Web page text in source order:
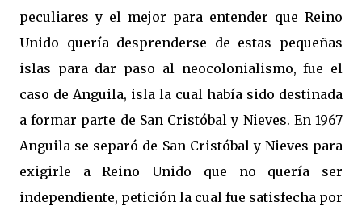
peculiares y el mejor para entender que Reino
Unido quería desprenderse de estas pequeñas
islas para dar paso al neocolonialismo, fue el
caso de Anguila, isla la cual había sido destinada
a formar parte de San Cristóbal y Nieves. En 1967
Anguila se separó de San Cristóbal y Nieves para
exigirle a Reino Unido que no quería ser
independiente, petición la cual fue satisfecha por